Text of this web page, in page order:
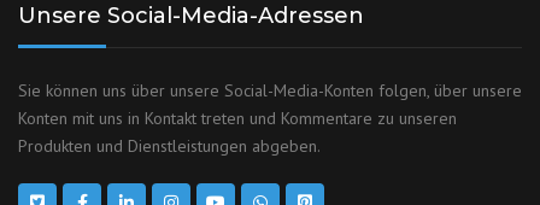
Unsere Social-Media-Adressen
Sie können uns über unsere Social-Media-Konten folgen, über unsere
Konten mit uns in Kontakt treten und Kommentare zu unseren
Produkten und Dienstleistungen abgeben.